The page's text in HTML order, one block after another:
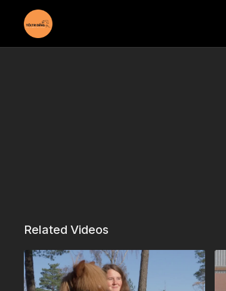
Related Videos